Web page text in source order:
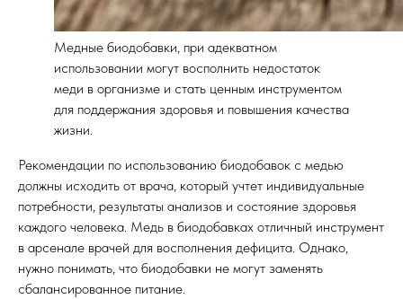
Медные биодобавки, при адекватном
использовании могут восполнить недостаток
меди в организме и стать ценным инструментом
для поддержания здоровья и повышения качества
жизни.
Рекомендации по использованию биодобавок с медью
должны исходить от врача, который учтет индивидуальные
потребности, результаты анализов и состояние здоровья
каждого человека. Медь в биодобавках отличный инструмент
в арсенале врачей для восполнения дефицита. Однако,
нужно понимать, что биодобавки не могут заменять
сбалансированное питание.